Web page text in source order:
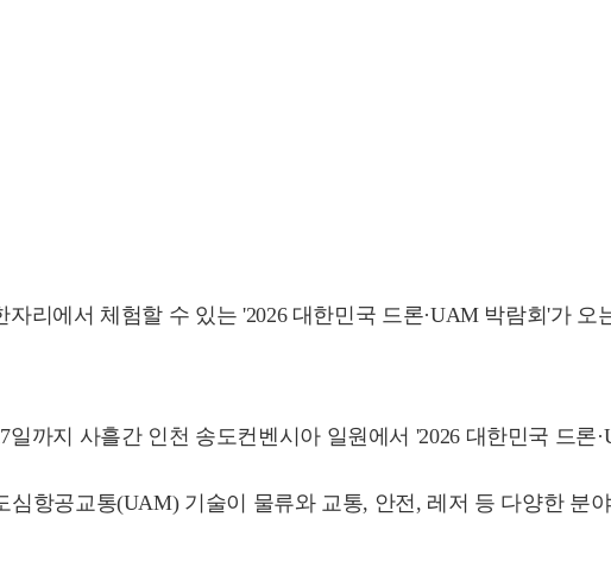
리에서 체험할 수 있는 '2026 대한민국 드론·UAM 박람회'가 오
까지 사흘간 인천 송도컨벤시아 일원에서 '2026 대한민국 드
항공교통(UAM) 기술이 물류와 교통, 안전, 레저 등 다양한 분